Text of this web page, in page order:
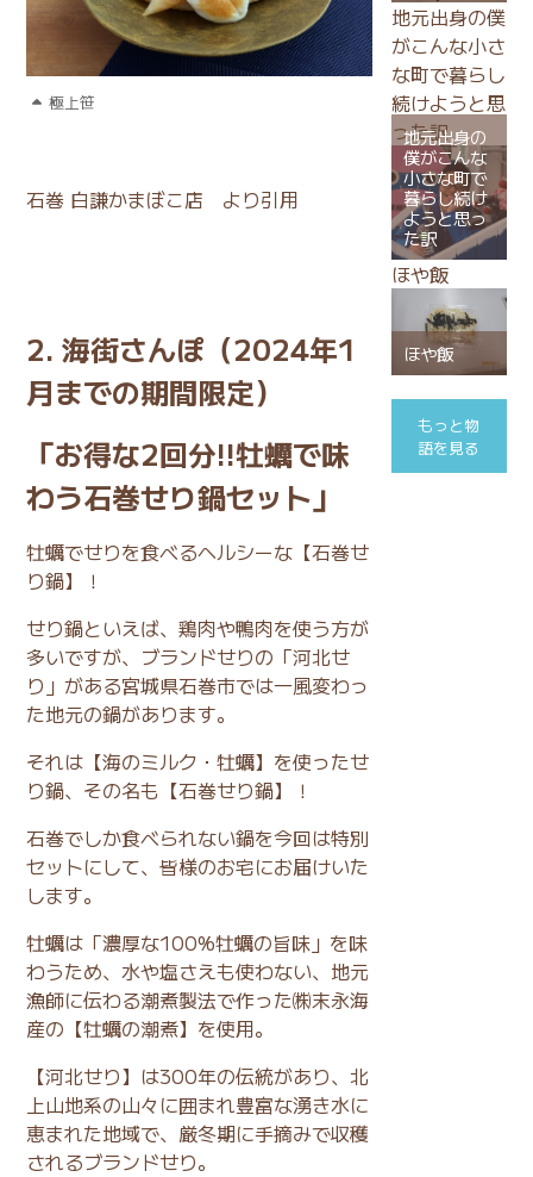
極上笹
石巻 白謙かまぼこ店 より引用
2. 海街さんぽ（2024年1
月までの期間限定）
「お得な2回分!!牡蠣で味
わう石巻せり鍋セット 」
牡蠣でせりを食べるヘルシーな【石巻せ
り鍋】！
せり鍋といえば、鶏肉や鴨肉を使う方が
多いですが、ブランドせりの「河北せ
り」がある宮城県石巻市では一風変わっ
た地元の鍋があります。
それは【海のミルク・牡蠣】を使ったせ
り鍋、その名も【石巻せり鍋】！
石巻でしか食べられない鍋を今回は特別
セットにして、皆様のお宅にお届けいた
します。
牡蠣は「濃厚な100%牡蠣の旨味」を味
わうため、水や塩さえも使わない、地元
漁師に伝わる潮煮製法で作った㈱末永海
産の【牡蠣の潮煮】を使用。
【河北せり】は300年の伝統があり、北
上山地系の山々に囲まれ豊富な湧き水に
恵まれた地域で、厳冬期に手摘みで収穫
されるブランドせり。
地元出身の僕
がこんな小さ
な町で暮らし
続けようと思
った訳
地元出身の
僕がこんな
小さな町で
暮らし続け
ようと思っ
た訳
ほや飯
ほや飯
もっと物
語を見る